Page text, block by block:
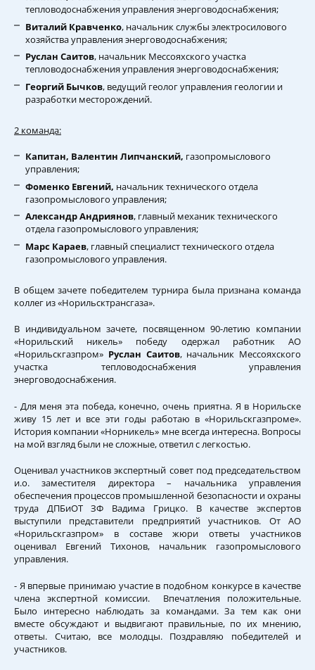
тепловодоснабжения управления энерговодоснабжения;
Виталий Кравченко, начальник службы электросилового
хозяйства управления энерговодоснабжения;
Руслан Саитов, начальник Мессояхского участка
тепловодоснабжения управления энерговодоснабжения;
Георгий Бычков, ведущий геолог управления геологии и
разработки месторождений.
2 команда:
Капитан, Валентин Липчанский, газопромыслового
управления;
Фоменко Евгений, начальник технического отдела
газопромыслового управления;
Александр Андриянов, главный механик технического
отдела газопромыслового управления;
Марс Караев, главный специалист технического отдела
газопромыслового управления.
В общем зачете победителем турнира была признана команда
коллег из «Норильсктрансгаза».
В индивидуальном зачете, посвященном 90-летию компании
«Норильский никель» победу одержал работник АО
«Норильскгазпром» Руслан Саитов, начальник Мессояхского
участка тепловодоснабжения управления
энерговодоснабжения.
- Для меня эта победа, конечно, очень приятна. Я в Норильске
живу 15 лет и все эти годы работаю в «Норильскгазпроме».
История компании «Норникель» мне всегда интересна. Вопросы
на мой взгляд были не сложные, ответил с легкостью.
Оценивал участников экспертный совет под председательством
и.о. заместителя директора – начальника управления
обеспечения процессов промышленной безопасности и охраны
труда ДПБиОТ ЗФ Вадима Грицко. В качестве экспертов
выступили представители предприятий участников. От АО
«Норильскгазпром» в составе жюри ответы участников
оценивал Евгений Тихонов, начальник газопромыслового
управления.
- Я впервые принимаю участие в подобном конкурсе в качестве
члена экспертной комиссии. Впечатления положительные.
Было интересно наблюдать за командами. За тем как они
вместе обсуждают и выдвигают правильные, по их мнению,
ответы. Считаю, все молодцы. Поздравляю победителей и
участников.